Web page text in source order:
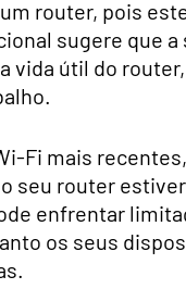
router, pois
sugere que
vida útil do
Fi mais
seu router
enfrentar
os seus